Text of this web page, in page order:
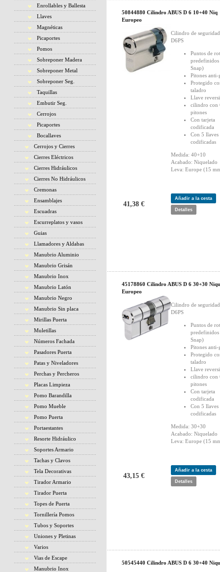
Enrollables y Ballesta
Llaves
Magnéticas
Picaportes
Pomos
Sobreponer Madera
Sobreponer Metal
Sobreponer Seg.
Taquillas
Embutir Seg.
Cerrojos
Picaportes
Bocallaves
Cerrojos y Cierres
Cierres Eléctricos
Cierres Hidráulicos
Cierres No Hidráulicos
Cremonas
Ensamblajes
Escuadras
Escurreplatos y vasos
Guias
Llamadores y Aldabas
Manubrio Aluminio
Manubrio Grisán
Manubrio Inox
Manubrio Latón
Manubrio Negro
Manubrio Sin placa
Mirillas Puerta
Muletillas
Números Fachada
Pasadores Puerta
Patas y Niveladores
Perchas y Percheros
Placas Limpieza
Pomo Barandilla
Pomo Mueble
Pomo Puerta
Portaestantes
Resorte Hidráulico
Soportes Armario
Tachas y Clavos
Tela Decorativas
Tirador Armario
Tirador Puerta
Topes de Puerta
Tornillería Pomos
Tubos y Soportes
Uniones y Pletinas
Varios
Vias de Escape
Manubrio Inox
50844880 Cilindro ABUS D 6 10+40 Niq
Europeo
Cilindro de
D6PS
Puntos de
predefinidos
Snap)
Pitones anti-
Protegido
taladro
Llave
cilindro con
pitones
Con tarjeta
codificada
Con 5 llaves
codificadas
Medida: 40+10
Acabado: Niquelado
Leva: Europe (15
41,38 €
Añadir a la cesta
Detalles
45178860 Cilindro ABUS D 6 30+30
Europeo
Cilindro de
D6PS
Puntos de
predefinidos
Snap)
Pitones anti-
Protegido
taladro
Llave
cilindro con
pitones
Con tarjeta
codificada
Con 5 llaves
codificadas
Medida: 30+30
Acabado: Niquelado
Leva: Europe (15
43,15 €
Añadir a la cesta
Detalles
50545440 Cilindro ABUS D 6 30+40